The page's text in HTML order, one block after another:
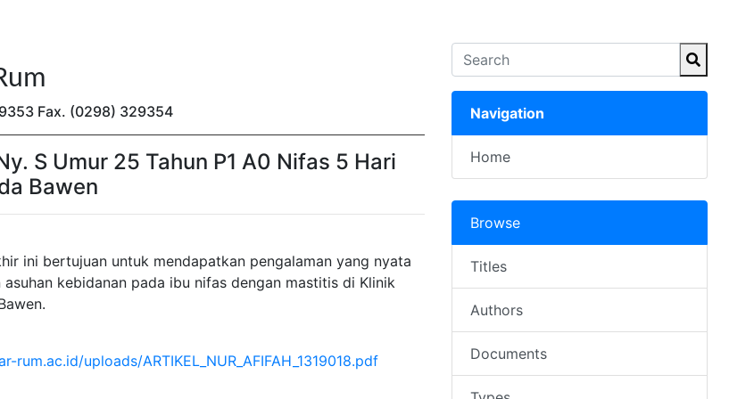
Fax. (0298) 329354
S Umur 25 Tahun P1 A0 Nifas 5 Hari
Bawen
ini bertujuan untuk mendapatkan pengalaman yang nyata
asuhan kebidanan pada ibu nifas dengan mastitis di Klinik
rum.ac.id/uploads/ARTIKEL_NUR_AFIFAH_1319018.pdf
Navigation
Home
Browse
Titles
Authors
Documents